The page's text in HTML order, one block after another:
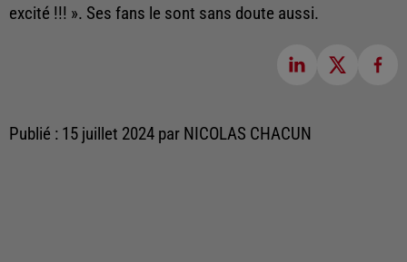
excité !!! ». Ses fans le sont sans doute aussi.
Publié : 15 juillet 2024 par NICOLAS CHACUN